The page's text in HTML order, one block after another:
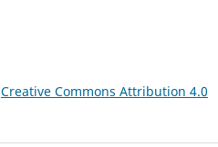
Creative Commons Attribution 4.0